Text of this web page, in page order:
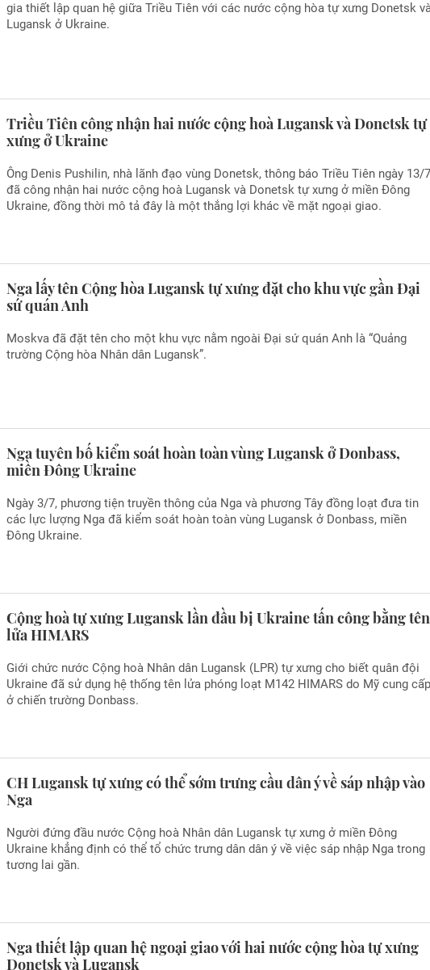
gia thiết lập quan hệ giữa Triều Tiên với các nước cộng hòa tự xưng Donetsk
Lugansk ở Ukraine.
Triều Tiên công nhận hai nước cộng hoà Lugansk và Donetsk tự
xưng ở Ukraine
Ông Denis Pushilin, nhà lãnh đạo vùng Donetsk, thông báo Triều Tiên ngày 13/
đã công nhận hai nước cộng hoà Lugansk và Donetsk tự xưng ở miền Đông
Ukraine, đồng thời mô tả đây là một thắng lợi khác về mặt ngoại giao.
Nga lấy tên Cộng hòa Lugansk tự xưng đặt cho khu vực gần Đại
sứ quán Anh
Moskva đã đặt tên cho một khu vực nằm ngoài Đại sứ quán Anh là “Quảng
trường Cộng hòa Nhân dân Lugansk”.
Nga tuyên bố kiểm soát hoàn toàn vùng Lugansk ở Donbass,
miền Đông Ukraine
Ngày 3/7, phương tiện truyền thông của Nga và phương Tây đồng loạt đưa tin
các lực lượng Nga đã kiểm soát hoàn toàn vùng Lugansk ở Donbass, miền
Đông Ukraine.
Cộng hoà tự xưng Lugansk lần đầu bị Ukraine tấn công bằng tên
lửa HIMARS
Giới chức nước Cộng hoà Nhân dân Lugansk (LPR) tự xưng cho biết quân đội
Ukraine đã sử dụng hệ thống tên lửa phóng loạt М142 HIMARS do Mỹ cung
ở chiến trường Donbass.
CH Lugansk tự xưng có thể sớm trưng cầu dân ý về sáp nhập vào
Nga
Người đứng đầu nước Cộng hoà Nhân dân Lugansk tự xưng ở miền Đông
Ukraine khẳng định có thể tổ chức trưng dân dân ý về việc sáp nhập Nga trong
tương lai gần.
Nga thiết lập quan hệ ngoại giao với hai nước cộng hòa tự xưng
Donetsk và Lugansk